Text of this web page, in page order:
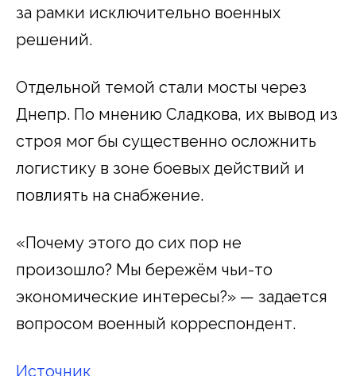
за рамки исключительно военных
решений.
Отдельной темой стали мосты через
Днепр. По мнению Сладкова, их вывод из
строя мог бы существенно осложнить
логистику в зоне боевых действий и
повлиять на снабжение.
«Почему этого до сих пор не
произошло? Мы бережём чьи-то
экономические интересы?» — задается
вопросом военный корреспондент.
Источник